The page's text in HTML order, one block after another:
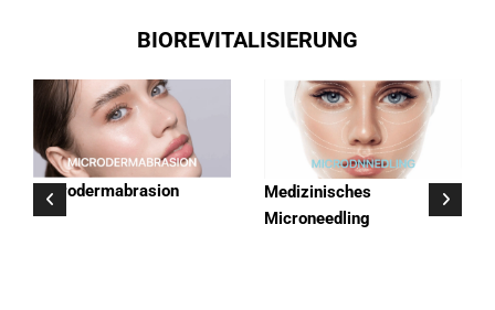
BIOREVITALISIERUNG
Microdermabrasion
Medizinisches
Microneedling